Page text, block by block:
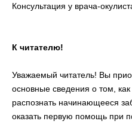
Консультация у врача-
К читателю!
Уважаемый читатель! Вы
основные сведения о том, как
распознать начинающееся
оказать первую помощь при